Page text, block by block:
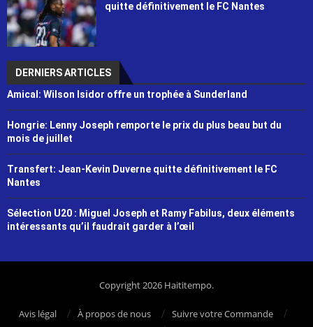
quitte définitivement le FC Nantes
DERNIERS ARTICLES
Amical: Wilson Isidor offre un trophée à Sunderland
Hongrie: Lenny Joseph remporte le prix du plus beau but du
mois de juillet
Transfert: Jean-Kevin Duverne quitte définitivement le FC
Nantes
Sélection U20 : Miguel Joseph et Ramy Fabilus, deux éléments
intéressants qu’il faudrait garder à l’œil
Copyright 2026 Haititempo.
Avis légal À propos de nous
Suivre votre Commande